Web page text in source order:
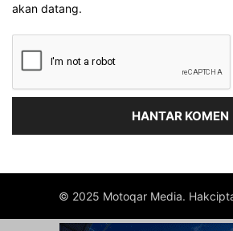
akan datang.
© 2025 Motoqar Media.